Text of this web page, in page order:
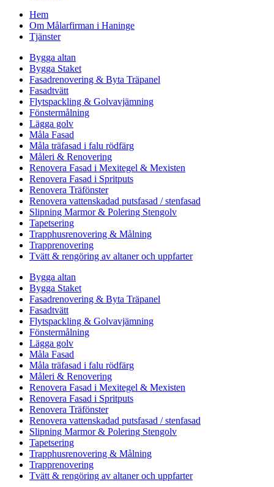
Hem
Om Målarfirman i Haninge
Tjänster
Bygga altan
Bygga Staket
Fasadrenovering & Byta Träpanel
Fasadtvätt
Flytspackling & Golvavjämning
Fönstermålning
Lägga golv
Måla Fasad
Måla träfasad i falu rödfärg
Måleri & Renovering
Renovera Fasad i Mexitegel & Mexisten
Renovera Fasad i Spritputs
Renovera Träfönster
Renovera vattenskadad putsfasad / stenfasad
Slipning Marmor & Polering Stengolv
Tapetsering
Trapphusrenovering & Målning
Trapprenovering
Tvätt & rengöring av altaner och uppfarter
Bygga altan
Bygga Staket
Fasadrenovering & Byta Träpanel
Fasadtvätt
Flytspackling & Golvavjämning
Fönstermålning
Lägga golv
Måla Fasad
Måla träfasad i falu rödfärg
Måleri & Renovering
Renovera Fasad i Mexitegel & Mexisten
Renovera Fasad i Spritputs
Renovera Träfönster
Renovera vattenskadad putsfasad / stenfasad
Slipning Marmor & Polering Stengolv
Tapetsering
Trapphusrenovering & Målning
Trapprenovering
Tvätt & rengöring av altaner och uppfarter